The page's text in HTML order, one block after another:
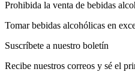
Prohibida la venta de bebidas
Tomar bebidas alcohólicas en
Suscríbete a nuestro boletín
Recibe nuestros correos y sé el